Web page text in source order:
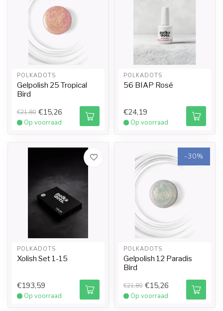
POLKADOTS
Gelpolish 25 Tropical
Bird
€21,80 €15,26
Op voorraad
POLKADOTS
56 BIAP Rosé
€24,19
Op voorraad
POLKADOTS
Xolish Set 1-15
€193,59
Op voorraad
-30%
POLKADOTS
Gelpolish 12 Paradis
Bird
€21,80 €15,26
Op voorraad